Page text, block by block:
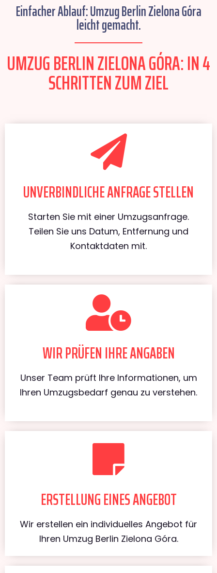
Einfacher Ablauf: Umzug Berlin Zielona Góra
leicht gemacht.
UMZUG BERLIN ZIELONA GÓRA: IN 4
SCHRITTEN ZUM ZIEL
UNVERBINDLICHE ANFRAGE STELLEN
Starten Sie mit einer Umzugsanfrage.
Teilen Sie uns Datum, Entfernung und
Kontaktdaten mit.
WIR PRÜFEN IHRE ANGABEN
Unser Team prüft Ihre Informationen, um
Ihren Umzugsbedarf genau zu verstehen.
ERSTELLUNG EINES ANGEBOT
Wir erstellen ein individuelles Angebot für
Ihren Umzug Berlin Zielona Góra.